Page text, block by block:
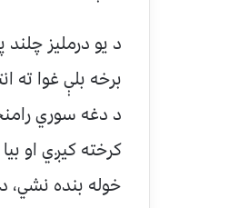
برخه بلې غوا ته
د دغه سوري
کرخته کیږي او
خوله بنده نشي،